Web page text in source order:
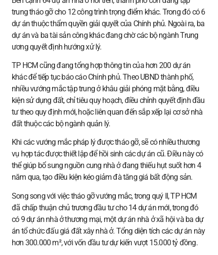
trung tháo gỡ cho 12 công trình trọng điểm khác. Trong đó có 6
dự án thuộc thẩm quyền giải quyết của Chính phủ. Ngoài ra, ba
dự án và ba tài sản công khác đang chờ các bộ ngành Trung
ương quyết định hướng xử lý.
TP HCM cũng đang tổng hợp thông tin của hơn 200 dự án
khác để tiếp tục báo cáo Chính phủ. Theo UBND thành phố,
nhiều vướng mắc tập trung ở khâu giải phóng mặt bằng, điều
kiện sử dụng đất, chỉ tiêu quy hoạch, điều chỉnh quyết định đầu
tư theo quy định mới, hoặc liên quan đến sắp xếp lại cơ sở nhà
đất thuộc các bộ ngành quản lý.
Khi các vướng mắc pháp lý được tháo gỡ, sẽ có nhiều thương
vụ hợp tác được thiết lập để hồi sinh các dự án cũ. Điều này có
thể giúp bổ sung nguồn cung nhà ở đang thiếu hụt suốt hơn 4
năm qua, tạo điều kiện kéo giảm đà tăng giá bất động sản.
Song song với việc tháo gỡ vướng mắc, trong quý II, TP HCM
đã chấp thuận chủ trương đầu tư cho 14 dự án mới, trong đó
có 9 dự án nhà ở thương mại, một dự án nhà ở xã hội và ba dự
án tổ chức đấu giá đất xây nhà ở. Tổng diện tích các dự án này
hơn 300.000 m², với vốn đầu tư dự kiến vượt 15.000 tỷ đồng.